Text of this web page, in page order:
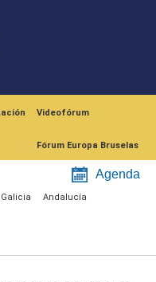
Videofórum
Fórum Europa Bruselas
Agenda
Galicia Andalucía